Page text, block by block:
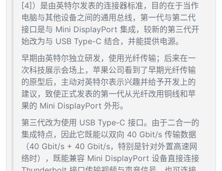
[4]）是由英特尔发表的连接器标准，目的在于当作
电脑与其他设备之间的通用总线，第一代与第二代
接口是与 Mini DisplayPort 集成，较新的第三代开
始改为与 USB Type-C 结合，并能提供电源。
早期由英特尔独立研发，使用光纤传输；后来在一
次科技展示会场上，苹果公司看到了早期光纤传输
的原型后，主动对英特尔表示兴趣并给予开发上的
建议，致使正式发表的第一代从光纤改用铜线和苹
果的 Mini DisplayPort 外形。
第三代改为使用 USB Type-C 接口。由于二合一的
集成特点，因此它既能以双向 40 Gbit/s 传输数据
（40 Gbit/s + 40 Gbit/s，特别是针对外置高速网
络时），既能兼容 Mini DisplayPort 设备直接连接